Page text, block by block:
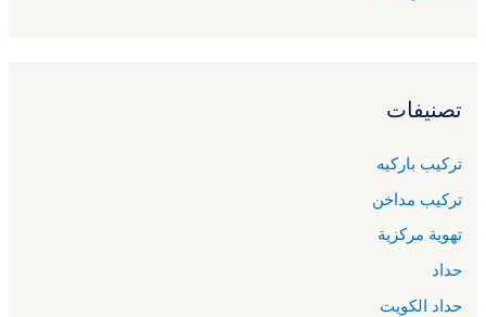
تصنيفات
تركيب باركيه
تركيب مداخن
تهوية مركزية
حداد
حداد الكويت